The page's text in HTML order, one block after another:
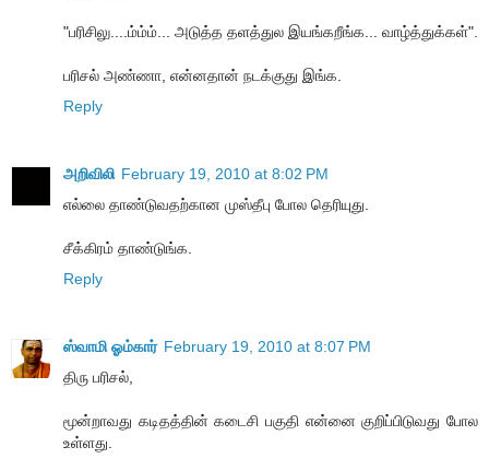
"பரிசிலு....ம்ம்ம்... அடுத்த தளத்துல இயங்கறீங்க... வாழ்த்துக்கள்".
பரிசல் அண்ணா, என்னதான் நடக்குது இங்க.
Reply
அறிவிலி February 19, 2010 at 8:02 PM
எல்லை தாண்டுவதற்கான முஸ்தீபு போல தெரியுது.
சீக்கிரம் தாண்டுங்க.
Reply
ஸ்வாமி ஓம்கார் February 19, 2010 at 8:07 PM
திரு பரிசல்,
மூன்றாவது கடிதத்தின் கடைசி பகுதி என்னை குறிப்பிடுவது போல
உள்ளது.